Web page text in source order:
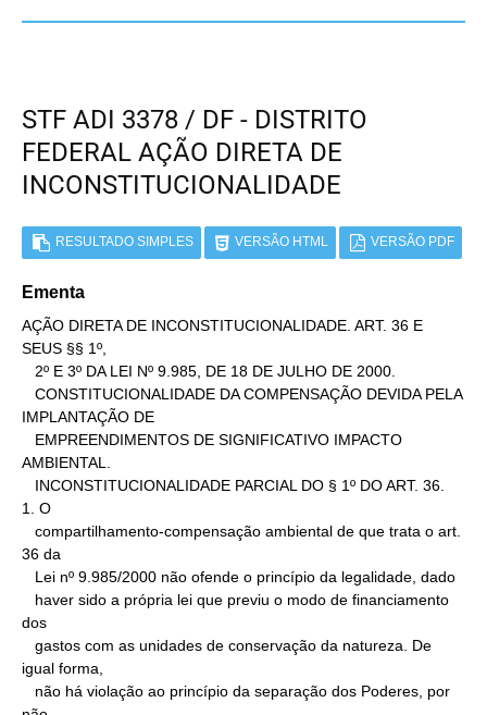
STF ADI 3378 / DF - DISTRITO
FEDERAL AÇÃO DIRETA DE
INCONSTITUCIONALIDADE
RESULTADO SIMPLES VERSÃO HTML VERSÃO PDF
Ementa
AÇÃO DIRETA DE INCONSTITUCIONALIDADE. ART. 36 E
SEUS §§ 1º,
IMPLANTAÇÃO DE
AMBIENTAL.
1. O
36 da
dos
igual forma,